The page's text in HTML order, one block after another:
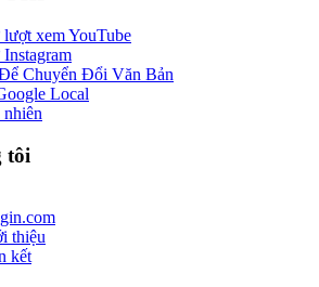
xem YouTube
Chuyển Đổi Văn Bản
Local
tôi
thiệu
kết